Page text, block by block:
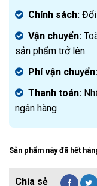
Chính sách: Đ
Vận chuyển:
sản phẩm trở lên.
Phí vận chuyển:
Thanh toán:
ngân hàng
Sản phẩm này đã hết